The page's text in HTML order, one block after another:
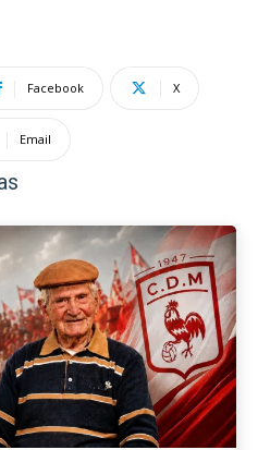
Facebook X
Email